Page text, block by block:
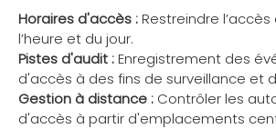
Horaires d'accès :Restreindre
l’heure et du jour.
Pistes d'audit :Enregistrement des
d'accès à des fins de surveillance et
Gestion à distance : Contrôler les
d'accès à partir d'emplacements